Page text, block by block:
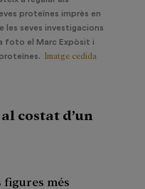
proteïnes imprès en
les seves investigacions
foto el Marc Expòsit i
Imatge cedida
costat d’un
figures més